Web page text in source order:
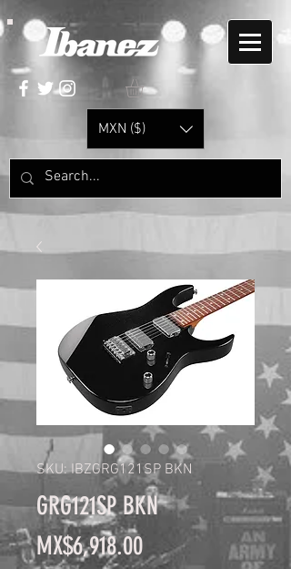
MXN ($)
SKU: IBZGRG121SP BKN
GRG121SP BKN
MX$6,918.00Price